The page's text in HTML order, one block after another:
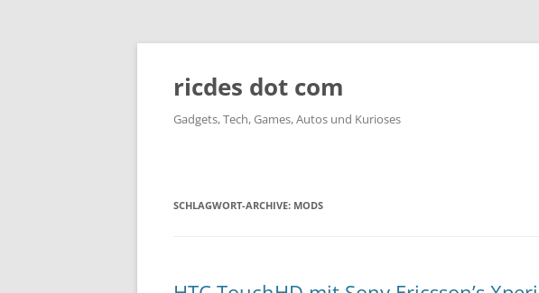
ricdes dot com
Gadgets, Tech, Games, Autos und Kurioses
SCHLAGWORT-ARCHIVE: MODS